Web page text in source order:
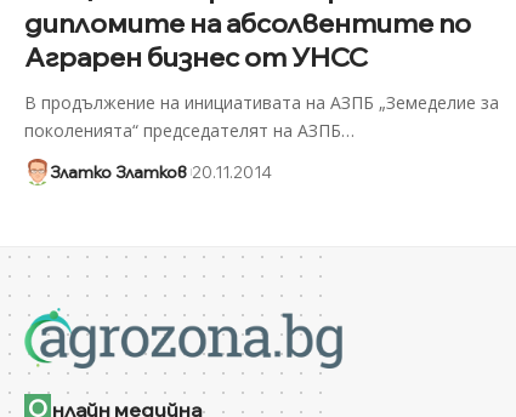
дипломите на абсолвентите по
Аграрен бизнес от УНСС
В продължение на инициативата на АЗПБ „Земеделие за
поколенията“ председателят на АЗПБ…
Златко Златков 20.11.2014
О нлайн медийна